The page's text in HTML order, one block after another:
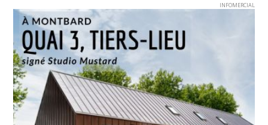
INFOMERCIAL